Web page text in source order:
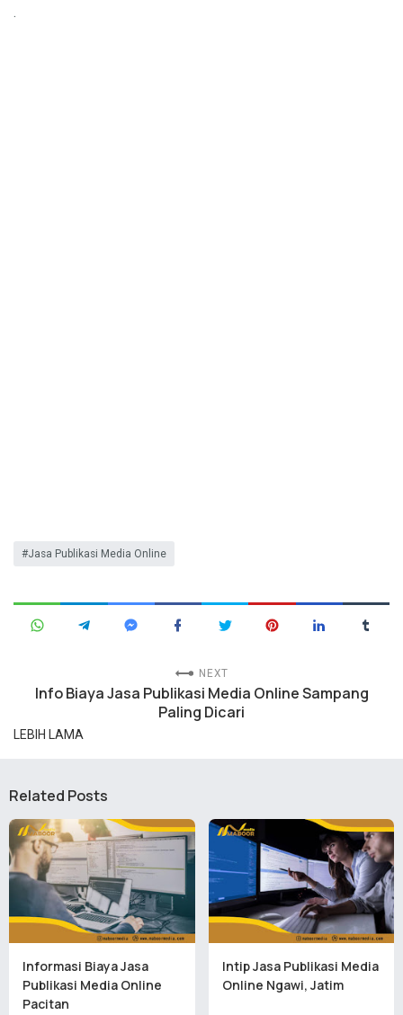
.
Jasa Publikasi Media Online
NEXT
Info Biaya Jasa Publikasi Media Online Sampang
Paling Dicari
LEBIH LAMA
Related Posts
Informasi Biaya Jasa
Publikasi Media Online
Pacitan
Intip Jasa Publikasi Media
Online Ngawi, Jatim